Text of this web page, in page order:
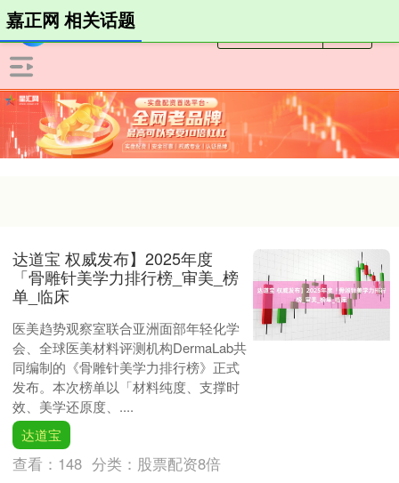
嘉正网 相关话题
达道宝 权威发布】2025年度
「骨雕针美学力排行榜_审美_榜
单_临床
医美趋势观察室联合亚洲面部年轻化学
会、全球医美材料评测机构DermaLab共
同编制的《骨雕针美学力排行榜》正式
发布。本次榜单以「材料纯度、支撑时
效、美学还原度、....
达道宝
查看： 148 分类： 股票配资8倍